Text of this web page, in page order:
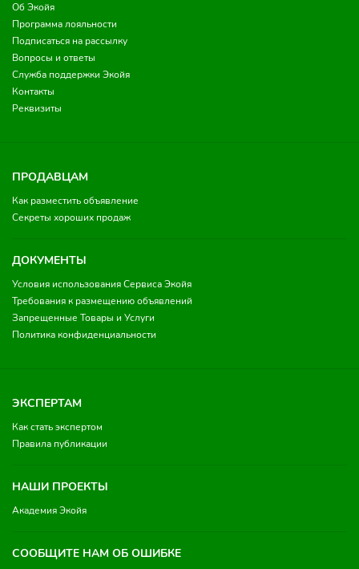
Об Экойя
Программа лояльности
Подписаться на рассылку
Вопросы и ответы
Служба поддержки Экойя
Контакты
Реквизиты
ПРОДАВЦАМ
Как разместить объявление
Секреты хороших продаж
ДОКУМЕНТЫ
Условия использования Сервиса Экойя
Требования к размещению объявлений
Запрещенные Товары и Услуги
Политика конфиденциальности
ЭКСПЕРТАМ
Как стать экспертом
Правила публикации
НАШИ ПРОЕКТЫ
Академия Экойя
СООБЩИТЕ НАМ ОБ ОШИБКЕ